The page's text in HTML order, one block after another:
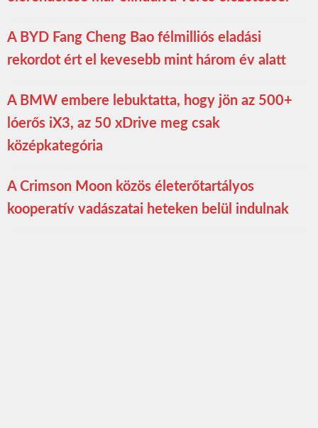
A BYD Fang Cheng Bao félmilliós eladási
rekordot ért el kevesebb mint három év alatt
A BMW embere lebuktatta, hogy jön az 500+
lóerős iX3, az 50 xDrive meg csak
középkategória
A Crimson Moon közös életerőtartályos
kooperatív vadászatai heteken belül indulnak